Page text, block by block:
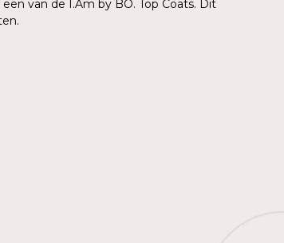
van de I.Am by BO. Top Coats. Dit